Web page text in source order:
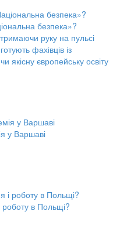
безпека»?
руку на пульсі
фахівців із
якісну європейську освіту
у Варшаві
в Польщі?